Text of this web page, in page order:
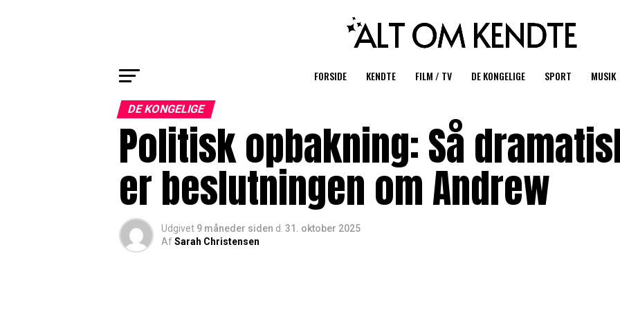
FORSIDE KENDTE FILM / TV DE KONGELIGE SPORT MUSIK
DE KONGELIGE
Politisk opbakning: Så
er beslutningen om Andrew
Udgivet 9 måneder siden d. 31. oktober 2025
AfSarah Christensen